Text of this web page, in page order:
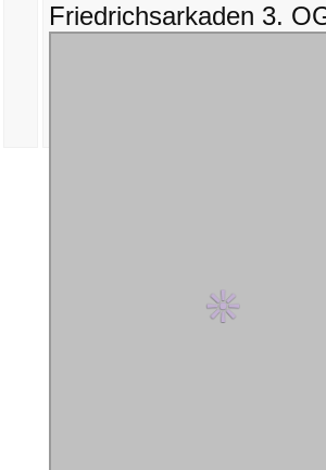
Friedrichsarkaden 3.